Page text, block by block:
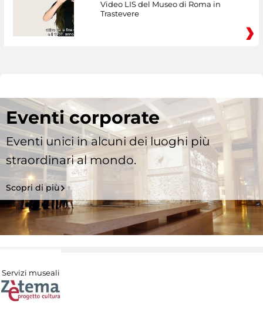
Video LIS del Museo di Roma in
Trastevere
Eventi corporate
Eventi unici in alcuni dei luoghi più
straordinari al mondo.
Scopri di più
Servizi museali